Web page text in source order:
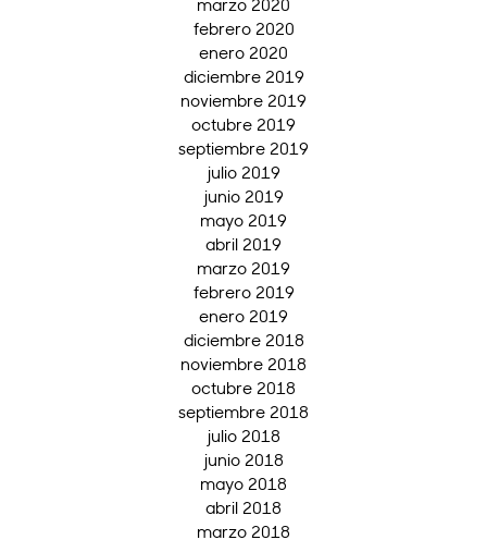
marzo 2020
febrero 2020
enero 2020
diciembre 2019
noviembre 2019
octubre 2019
septiembre 2019
julio 2019
junio 2019
mayo 2019
abril 2019
marzo 2019
febrero 2019
enero 2019
diciembre 2018
noviembre 2018
octubre 2018
septiembre 2018
julio 2018
junio 2018
mayo 2018
abril 2018
marzo 2018